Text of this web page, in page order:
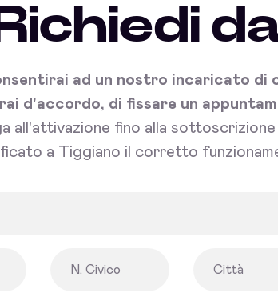
Richiedi
ad un nostro incaricato
d'accordo, di fissare un
all'attivazione fino alla
a Tiggiano il corretto